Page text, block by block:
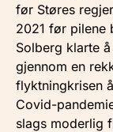
før Støres
2021 før pilene
Solberg klarte
gjennom en
flyktningkrisen
Covid-
slags moderlig